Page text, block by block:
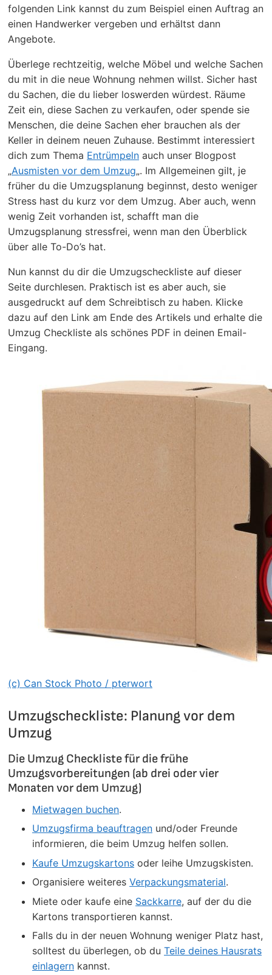
folgenden Link kannst du zum Beispiel einen Auftrag an
einen Handwerker vergeben und erhältst dann
Angebote.
Überlege rechtzeitig, welche Möbel und welche Sachen
du mit in die neue Wohnung nehmen willst. Sicher hast
du Sachen, die du lieber loswerden würdest. Räume
Zeit ein, diese Sachen zu verkaufen, oder spende sie
Menschen, die deine Sachen eher brauchen als der
Keller in deinem neuen Zuhause. Bestimmt interessiert
dich zum Thema Entrümpeln auch unser Blogpost
„Ausmisten vor dem Umzug„. Im Allgemeinen gilt, je
früher du die Umzugsplanung beginnst, desto weniger
Stress hast du kurz vor dem Umzug. Aber auch, wenn
wenig Zeit vorhanden ist, schafft man die
Umzugsplanung stressfrei, wenn man den Überblick
über alle To-Do’s hat.
Nun kannst du dir die Umzugscheckliste auf dieser
Seite durchlesen. Praktisch ist es aber auch, sie
ausgedruckt auf dem Schreibtisch zu haben. Klicke
dazu auf den Link am Ende des Artikels und erhalte die
Umzug Checkliste als schönes PDF in deinen Email-
Eingang.
(c) Can Stock Photo / pterwort
Umzugscheckliste: Planung vor dem
Umzug
Die Umzug Checkliste für die frühe
Umzugsvorbereitungen (ab drei oder vier
Monaten vor dem Umzug)
Mietwagen buchen.
Umzugsfirma beauftragen und/oder Freunde
informieren, die beim Umzug helfen sollen.
Kaufe Umzugskartons oder leihe Umzugskisten.
Organisiere weiteres Verpackungsmaterial.
Miete oder kaufe eine Sackkarre, auf der du die
Kartons transportieren kannst.
Falls du in der neuen Wohnung weniger Platz hast,
solltest du überlegen, ob du Teile deines Hausrats
einlagern kannst.